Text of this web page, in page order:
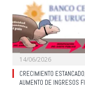
14/06/2026
CRECIMIENTO
AUMENTO DE INGRESOS